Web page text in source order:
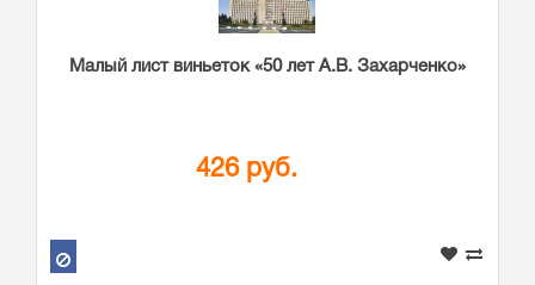
Малый лист виньеток «50 лет А.В. Захарченко»
426 руб.